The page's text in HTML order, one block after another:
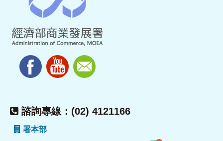
諮詢專線：(02) 4121166
署本部